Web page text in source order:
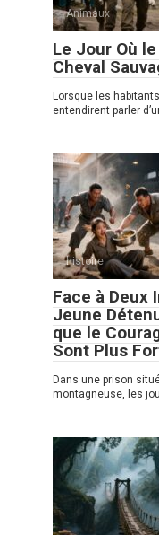
Animaux
Le Jour Où
Cheval
Lorsque les
entendirent parler
histoire
Face à Deux
Jeune
que le
Sont Plus
Dans une prison
montagneuse, les